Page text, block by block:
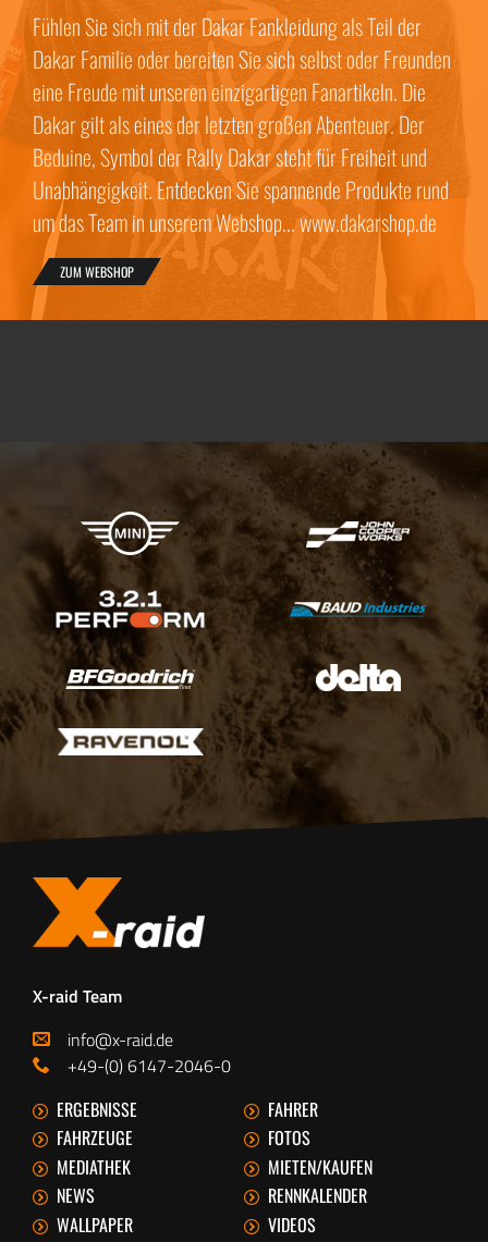
Fühlen Sie sich mit der Dakar Fankleidung als Teil der
Dakar Familie oder bereiten Sie sich selbst oder Freunden
eine Freude mit unseren einzigartigen Fanartikeln. Die
Dakar gilt als eines der letzten großen Abenteuer. Der
Beduine, Symbol der Rally Dakar steht für Freiheit und
Unabhängigkeit. Entdecken Sie spannende Produkte rund
um das Team in unserem Webshop... www.dakarshop.de
ZUM WEBSHOP
X-raid Partner
X-raid Team
info@x-raid.de
+49-(0) 6147-2046-0
ERGEBNISSE
FAHRER
FAHRZEUGE
FOTOS
MEDIATHEK
MIETEN/KAUFEN
NEWS
RENNKALENDER
WALLPAPER
VIDEOS